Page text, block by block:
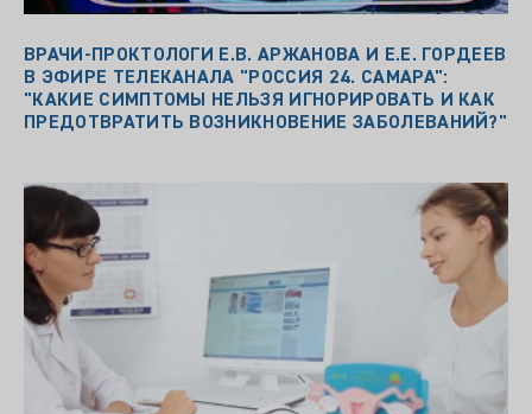
ВРАЧИ-ПРОКТОЛОГИ Е.В. АРЖАНОВА И Е.Е. ГОРДЕЕВ
В ЭФИРЕ ТЕЛЕКАНАЛА "РОССИЯ 24. САМАРА":
"КАКИЕ СИМПТОМЫ НЕЛЬЗЯ ИГНОРИРОВАТЬ И КАК
ПРЕДОТВРАТИТЬ ВОЗНИКНОВЕНИЕ ЗАБОЛЕВАНИЙ?"